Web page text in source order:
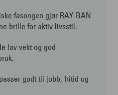
fasongen gjør RAY-BAN
brille for aktiv livsstil.
lav vekt og god
godt til jobb, fritid og